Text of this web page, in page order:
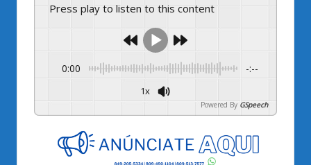
Press play to listen to this content
0:00 -:--
1x
Powered By GSpeech